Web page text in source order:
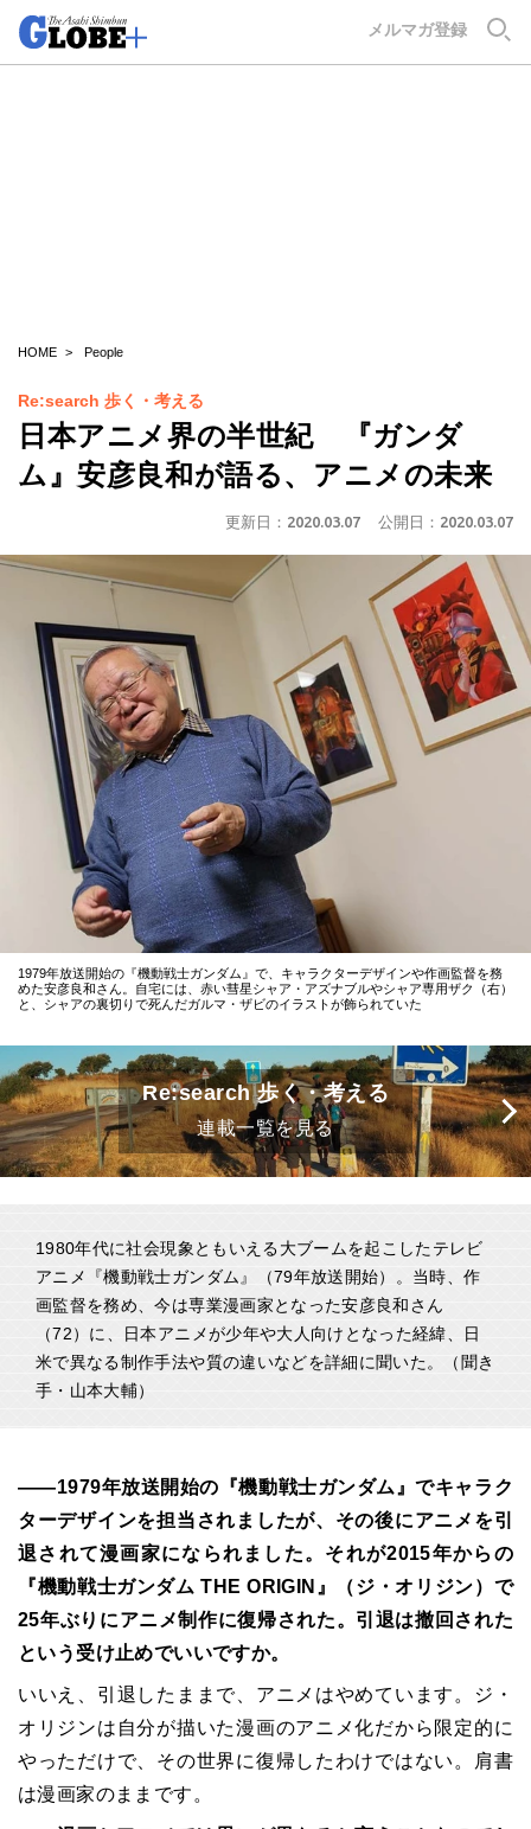
メルマガ登録
HOME People
Re:search 歩く・考える
日本アニメ界の半世紀 『ガンダ
ム』安彦良和が語る、アニメの未来
更新日： 2020.03.07 公開日： 2020.03.07
1979年放送開始の『機動戦士ガンダム』で、キャラクターデザインや作画監督を務
めた安彦良和さん。自宅には、赤い彗星シャア・アズナブルやシャア専用ザク（右）
と、シャアの裏切りで死んだガルマ・ザビのイラストが飾られていた
Re:search 歩く・考える
連載一覧を見る
1980年代に社会現象ともいえる大ブームを起こしたテレビ
アニメ『機動戦士ガンダム』（79年放送開始）。当時、作
画監督を務め、今は専業漫画家となった安彦良和さん
（72）に、日本アニメが少年や大人向けとなった経緯、日
米で異なる制作手法や質の違いなどを詳細に聞いた。（聞き
手・山本大輔）
――1979年放送開始の『機動戦士ガンダム』でキャラク
ターデザインを担当されましたが、その後にアニメを引
退されて漫画家になられました。それが2015年からの
『機動戦士ガンダム THE ORIGIN』（ジ・オリジン）で
25年ぶりにアニメ制作に復帰された。引退は撤回された
という受け止めでいいですか。
いいえ、引退したままで、アニメはやめています。ジ・
オリジンは自分が描いた漫画のアニメ化だから限定的に
やっただけで、その世界に復帰したわけではない。肩書
は漫画家のままです。